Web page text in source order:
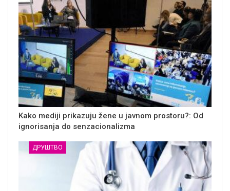
Kako mediji prikazuju žene u javnom prostoru?: Od
ignorisanja do senzacionalizma
ДРУШТВО